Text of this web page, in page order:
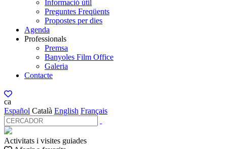
Informació útil
Preguntes Freqüents
Propostes per dies
Agenda
Professionals
Premsa
Banyoles Film Office
Galeria
Contacte
ca
Español Català English Français
Activitats i visites guiades